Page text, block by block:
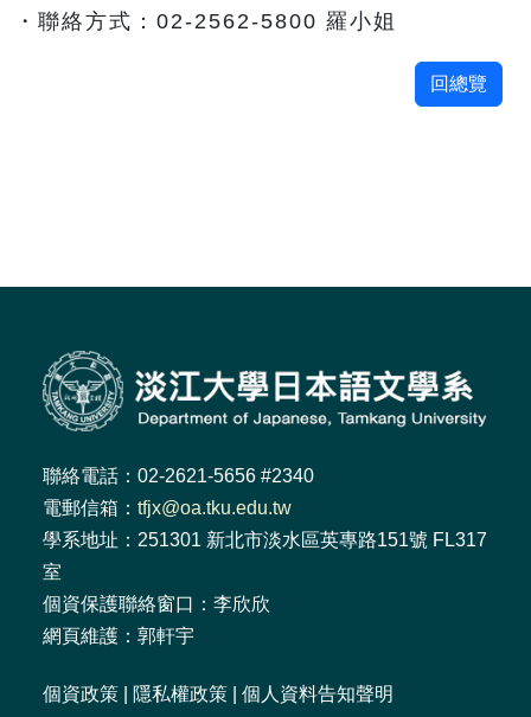
・聯絡方式：02-2562-5800 羅小姐
回總覽
聯絡電話：02-2621-5656 #2340
電郵信箱： tfjx@oa.tku.edu.tw
學系地址：251301 新北市淡水區英專路151號 FL317
室
個資保護聯絡窗口：李欣欣
網頁維護：郭軒宇
個資政策 隱私權政策 個人資料告知聲明